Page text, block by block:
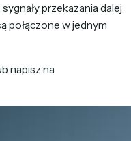
przekazania dalej
połączone w jednym
napisz na